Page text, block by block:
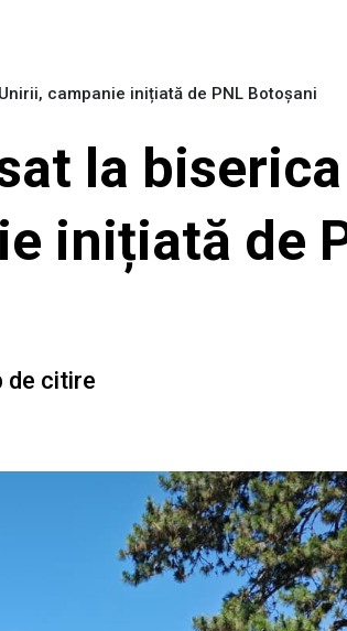
campanie inițiată de PNL Botoșani
la
inițiată de
de citire